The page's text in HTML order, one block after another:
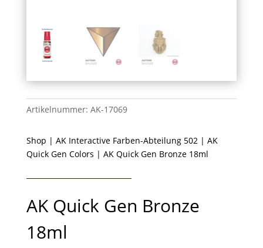
Artikelnummer: AK-17069
Shop | AK Interactive Farben-Abteilung 502| AK
Quick Gen Colors | AK Quick Gen Bronze 18ml
AK Quick Gen Bronze
18ml